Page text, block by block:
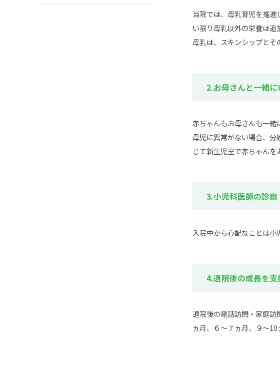
当院では、母乳育児を推
い限り母乳以外の栄養は追
母乳は、スキンシップとそ
2.お母さんと一緒に
赤ちゃんもお母さんも一緒
母児に異常がない場合、
じて新生児室で赤ちゃんを
3.小児科医師の診察
入院中から心配なことは
4.退院後の成長を支
退院後の電話訪問・家庭
ヵ月、６～７ヵ月、９～